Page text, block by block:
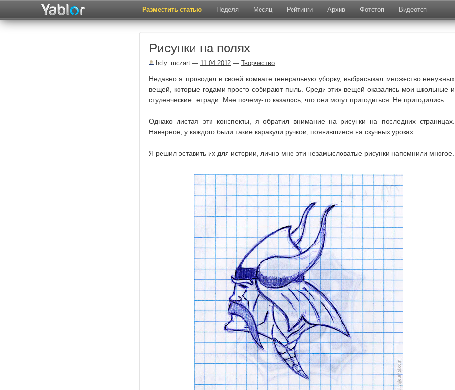
Разместить статью Неделя Месяц Рейтинги Архив Фототоп Видеотоп
Рисунки на полях
holy_mozart — 11.04.2012 — Творчество
Недавно я проводил в своей комнате генеральную уборку, выбрасывал множество ненужных
вещей, которые годами просто собирают пыль. Среди этих вещей оказались мои школьные и
студенческие тетради. Мне почему-то казалось, что они могут пригодиться. Не пригодились…
Однако листая эти конспекты, я обратил внимание на рисунки на последних страницах.
Наверное, у каждого были такие каракули ручкой, появившиеся на скучных уроках.
Я решил оставить их для истории, лично мне эти незамысловатые рисунки напомнили многое.